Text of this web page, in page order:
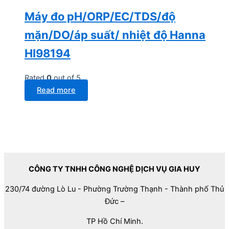
Máy đo pH/ORP/EC/TDS/độ
mặn/DO/áp suất/ nhiệt độ Hanna
HI98194
Rated0out of 5
Read more
CÔNG TY TNHH CÔNG NGHỆ DỊCH VỤ GIA HUY
230/74 đường Lò Lu - Phường Trường Thạnh - Thành phố Thủ
Đức –
TP Hồ Chí Minh.